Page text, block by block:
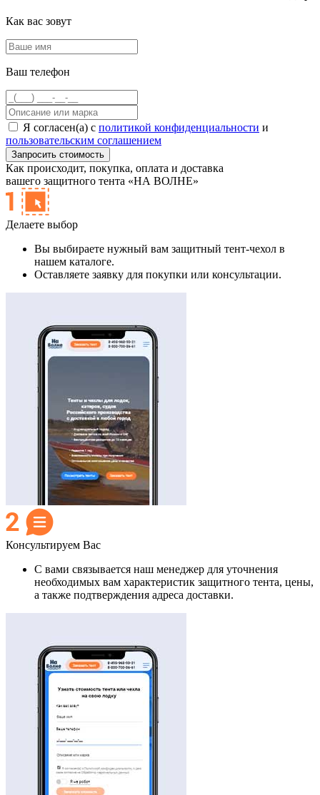
Как вас зовут
Ваш телефон
Я согласен(а) с политикой конфиденциальности и
пользовательским соглашением
Как происходит, покупка, оплата и доставка
вашего защитного тента «НА ВОЛНЕ»
Делаете выбор
Вы выбираете нужный вам защитный тент-чехол в
нашем каталоге.
Оставляете заявку для покупки или консультации.
Консультируем Вас
С вами связывается наш менеджер для уточнения
необходимых вам характеристик защитного тента, цены,
а также подтверждения адреса доставки.